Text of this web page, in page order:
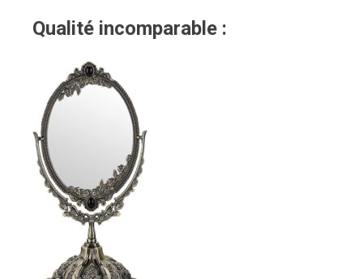
Qualité incomparable :